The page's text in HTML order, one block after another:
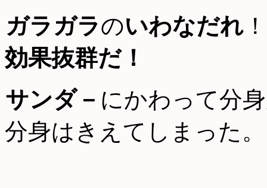
ガラガラのいわなだれ ！
効果抜群だ！
サンダ－ にかわって分
分身はきえてしまった